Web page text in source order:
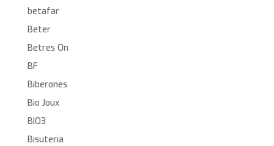
betafar
Beter
Betres On
BF
Biberones
Bio Joux
BIO3
Bisuteria